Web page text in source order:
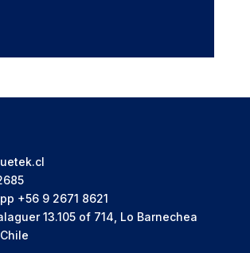
+56 9 2671 8621
13.105 of 714, Lo Barnechea